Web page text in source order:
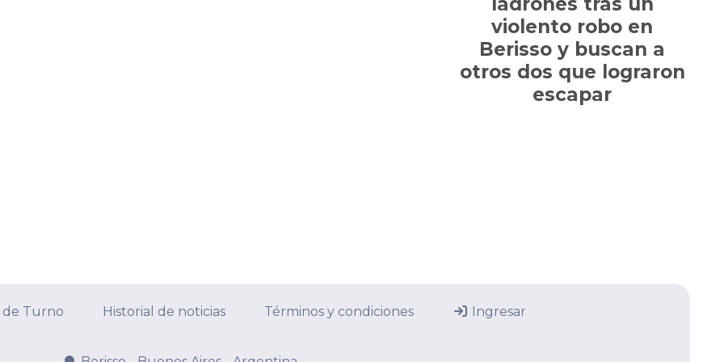
violento robo en
Berisso y buscan a
otros dos que lograron
escapar
de Turno Historial de noticias Términos y condiciones Ingresar